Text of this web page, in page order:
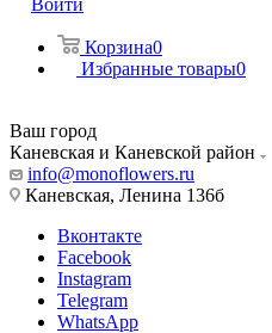
Войти
Корзина0
Избранные товары0
Ваш город
Каневская и Каневской район
info@monoflowers.ru
Каневская, Ленина 136б
Вконтакте
Facebook
Instagram
Telegram
WhatsApp